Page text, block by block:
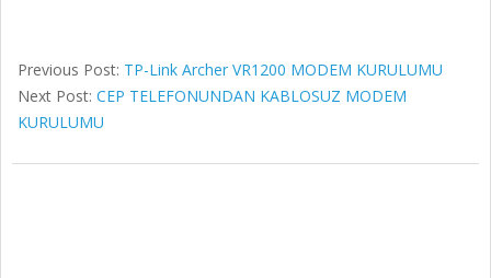
Previous Post: TP-Link Archer VR1200 MODEM KURULUMU
Next Post: CEP TELEFONUNDAN KABLOSUZ MODEM
KURULUMU